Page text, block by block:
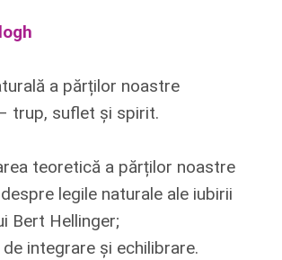
a părților noastre
trup, suflet și spirit.
teoretică a părților noastre
legile naturale ale iubirii
Bert Hellinger;
integrare și echilibrare.